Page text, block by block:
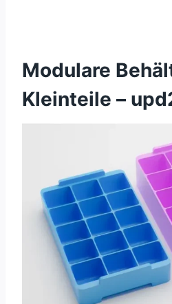
Modulare
Kleinteile –